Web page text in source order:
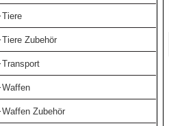
Tiere
Tiere Zubehör
Transport
Waffen
Waffen Zubehör